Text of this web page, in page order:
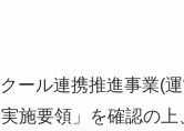
ール連携推進事業(
施要領」を確認の上